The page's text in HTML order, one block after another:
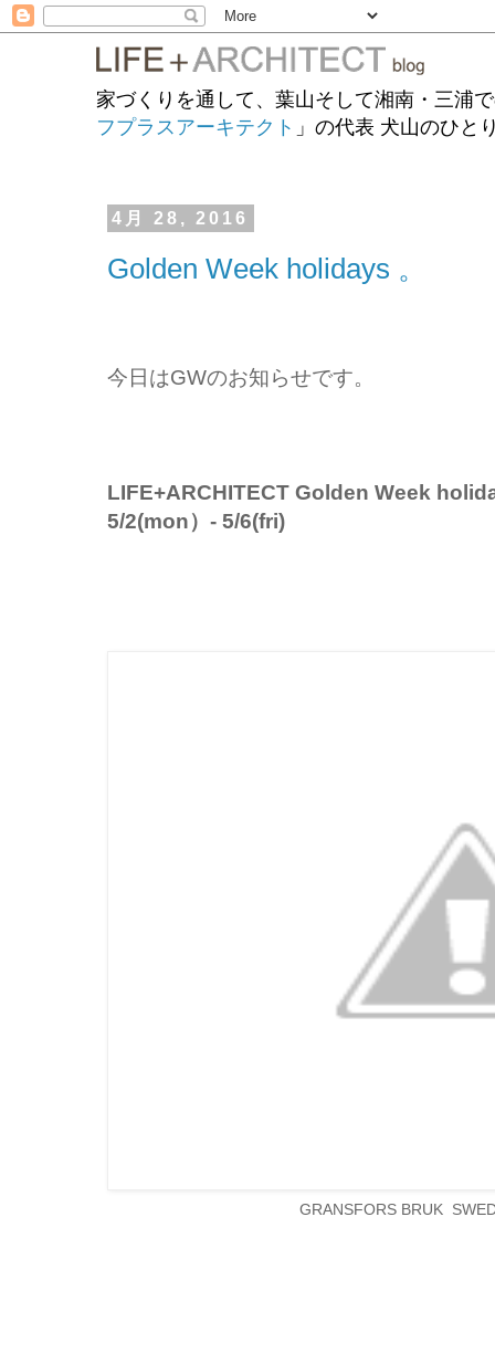
家づくりを通して、葉山そして湘南・三浦
フプラスアーキテクト 」の代表 犬山のひと
4月 28, 2016
Golden Week holidays 。
今日はGWのお知らせです。
LIFE+ARCHITECT Golden Week
5/2(mon）- 5/6(fri)
GRANSFORS BRUK